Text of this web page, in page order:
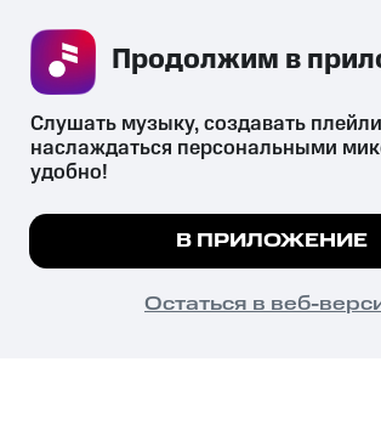
СКАЧАТЬ
психотропных веществ, их аналогов
их незаконный оборот запрещён и влечёт
законодательством ответственность.
© 2026 ООО «КИОН».
Все права защищены
Мы используем куки, чтобы на сайте
Подробнее
ПОНЯТНО
Слушать музыку, создавать
наслаждаться персональными
удобно!
В ПРИЛОЖЕНИЕ
Остаться в веб-